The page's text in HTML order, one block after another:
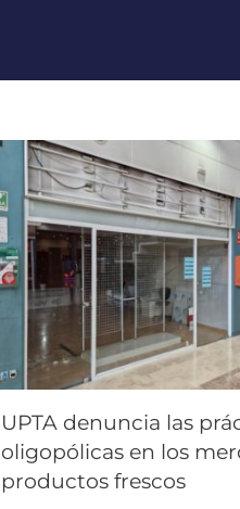
UPTA denuncia las
oligopólicas en los
productos frescos